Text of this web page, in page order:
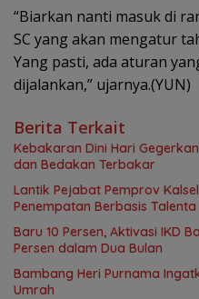
“Biarkan nanti masuk di
SC yang akan mengatur
Yang pasti, ada aturan
dijalankan,” ujarnya.(YUN)
Berita Terkait
Kebakaran Dini Hari
dan Bedakan Terbakar
Lantik Pejabat Pemprov
Penempatan Berbasis Talenta
Baru 10 Persen, Aktivasi IKD
Persen dalam Dua Bulan
Bambang Heri Purnama
Umrah